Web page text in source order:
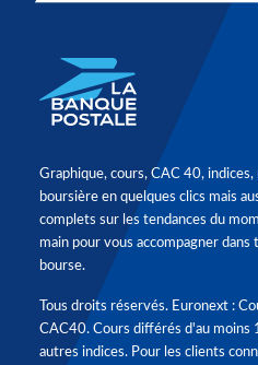
Graphique, cours, CAC 40,
boursière en quelques clics mais
complets sur les tendances du
main pour vous accompagner
bourse.
Tous droits réservés. Euronext :
CAC40. Cours différés d'au moins
autres indices. Pour les clients